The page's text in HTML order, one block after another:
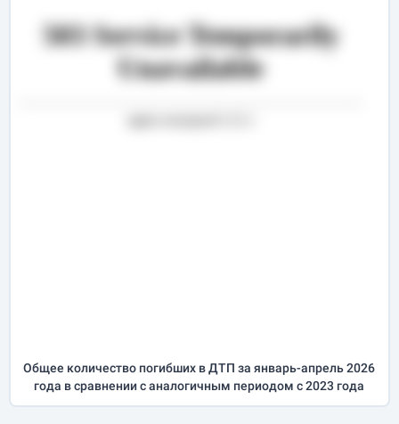
Общее количество погибших в ДТП заянварь-апрель2026
года в сравнении с аналогичным периодом с 2023 года